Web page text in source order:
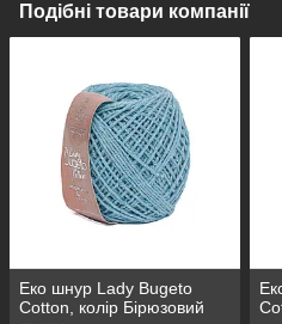
Подібні товари компанії
Еко шнур Lady Bugeto
Cotton, колір Бірюзовий